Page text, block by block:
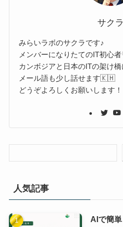
サクラ
みらいラボのサクラです♪
メンバーになりたてのIT初心者
カンボジアと日本のITの架け
メール語も少し話せます🇰🇭
どうぞよろしくお願いします！
人気記事
AIで簡